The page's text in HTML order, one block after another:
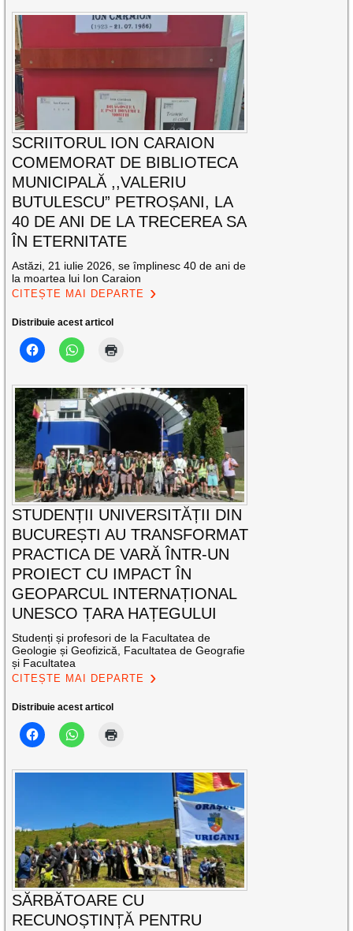
SCRIITORUL ION CARAION
COMEMORAT DE BIBLIOTECA
MUNICIPALĂ ,,VALERIU
BUTULESCU” PETROȘANI, LA
40 DE ANI DE LA TRECEREA SA
ÎN ETERNITATE
Astăzi, 21 iulie 2026, se împlinesc 40 de ani de
la moartea lui Ion Caraion
CITEȘTE MAI DEPARTE
Distribuie acest articol
STUDENȚII UNIVERSITĂȚII DIN
BUCUREȘTI AU TRANSFORMAT
PRACTICA DE VARĂ ÎNTR-UN
PROIECT CU IMPACT ÎN
GEOPARCUL INTERNAȚIONAL
UNESCO ȚARA HAȚEGULUI
Studenți și profesori de la Facultatea de
Geologie și Geofizică, Facultatea de Geografie
și Facultatea
CITEȘTE MAI DEPARTE
Distribuie acest articol
SĂRBĂTOARE CU
RECUNOȘTINȚĂ PENTRU